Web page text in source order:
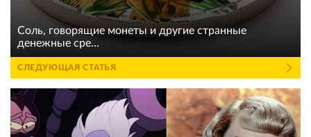
Соль, говорящие монеты и другие странные
денежные сре...
СЛЕДУЮЩАЯ СТАТЬЯ